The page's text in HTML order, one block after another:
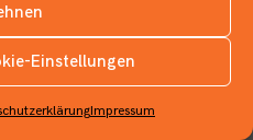
Einstellungen
Impressum